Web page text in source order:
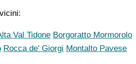
Val Tidone Borgoratto Mormorolo
Rocca de' Giorgi Montalto Pavese